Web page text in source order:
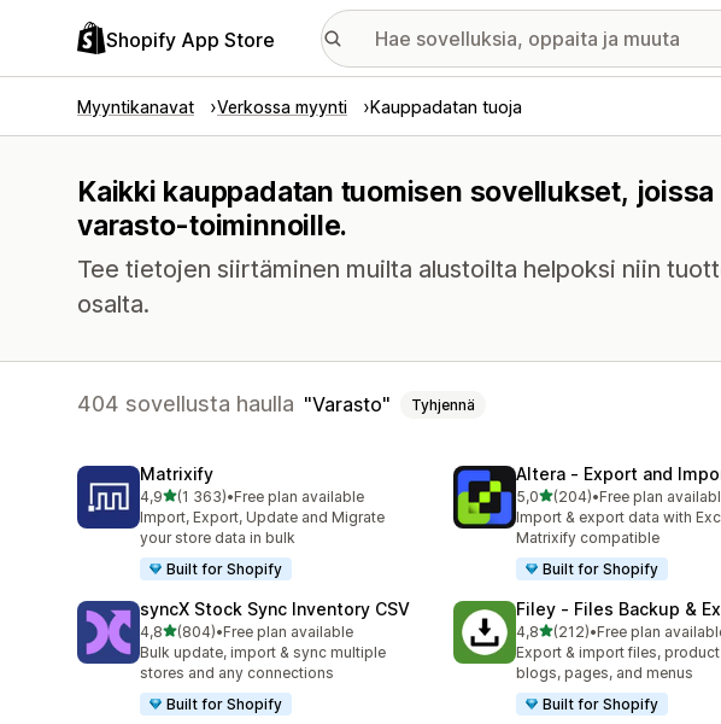
Shopify App Store
Myyntikanavat Verkossa myynti Kauppadatan tuoja
Kaikki kauppadatan tuomisen sovellukset,
varasto-toiminnoille.
Tee tietojen siirtäminen muilta alustoilta helpoksi niin
osalta.
404 sovellusta haulla Varasto Tyhjennä
Matrixify
4,9/ 5 tähteä
(1 363)
1363 arvostelua yhteensä
•Free plan available
Import, Export, Update and Migrate
your store data in bulk
Built for Shopify
Altera ‑ Export and
5,0/ 5 tähteä
(204)
204 arvostelua yhteensä
•Free plan
Import & export data with
Matrixify compatible
Built for Shopify
syncX Stock Sync Inventory CSV
4,8/ 5 tähteä
(804)
804 arvostelua yhteensä
•Free plan available
Bulk update, import & sync multiple
stores and any connections
Built for Shopify
Filey ‑ Files Backup &
4,8/ 5 tähteä
(212)
212 arvostelua yhteensä
•Free plan
Export & import files,
blogs, pages, and menus
Built for Shopify